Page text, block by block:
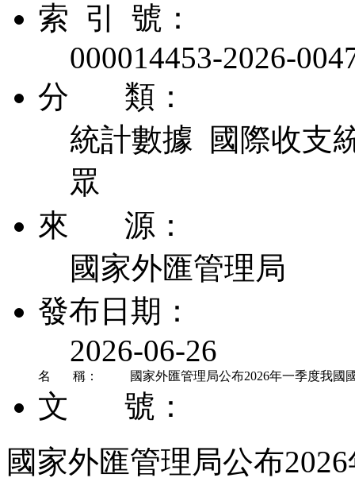
索 引 號：
000014453-2026-
分 類：
統計數據 國際收支
眾
來 源：
國家外匯管理局
發布日期：
2026-06-26
名 稱： 國家外匯管理局公布2026年一季度我國
文 號：
國家外匯管理局公布